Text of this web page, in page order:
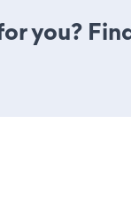
you?